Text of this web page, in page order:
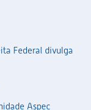
Federal divulga
Aspec